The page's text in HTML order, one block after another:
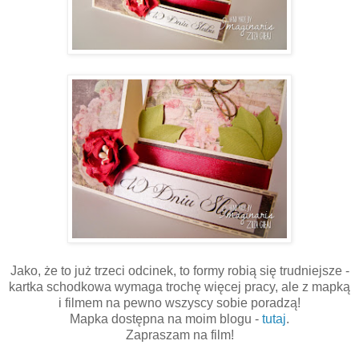
Jako, że to już trzeci odcinek, to formy robią się trudniejsze -
kartka schodkowa wymaga trochę więcej pracy, ale z mapką
i filmem na pewno wszyscy sobie poradzą!
Mapka dostępna na moim blogu - tutaj.
Zapraszam na film!